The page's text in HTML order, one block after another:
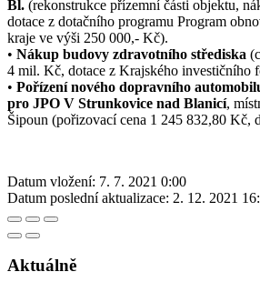
Bl. (rekonstrukce přízemní části objektu,
dotace z dotačního programu Program
kraje ve výši 250 000,- Kč).
• Nákup budovy zdravotního střediska
4 mil. Kč, dotace z Krajského investičního
• Pořízení nového dopravního
pro JPO V Strunkovice nad Blanicí,
Šipoun (pořizovací cena 1 245 832,80 Kč,
Datum vložení: 7. 7. 2021 0:00
Datum poslední aktualizace: 2. 12. 2021
Aktuálně